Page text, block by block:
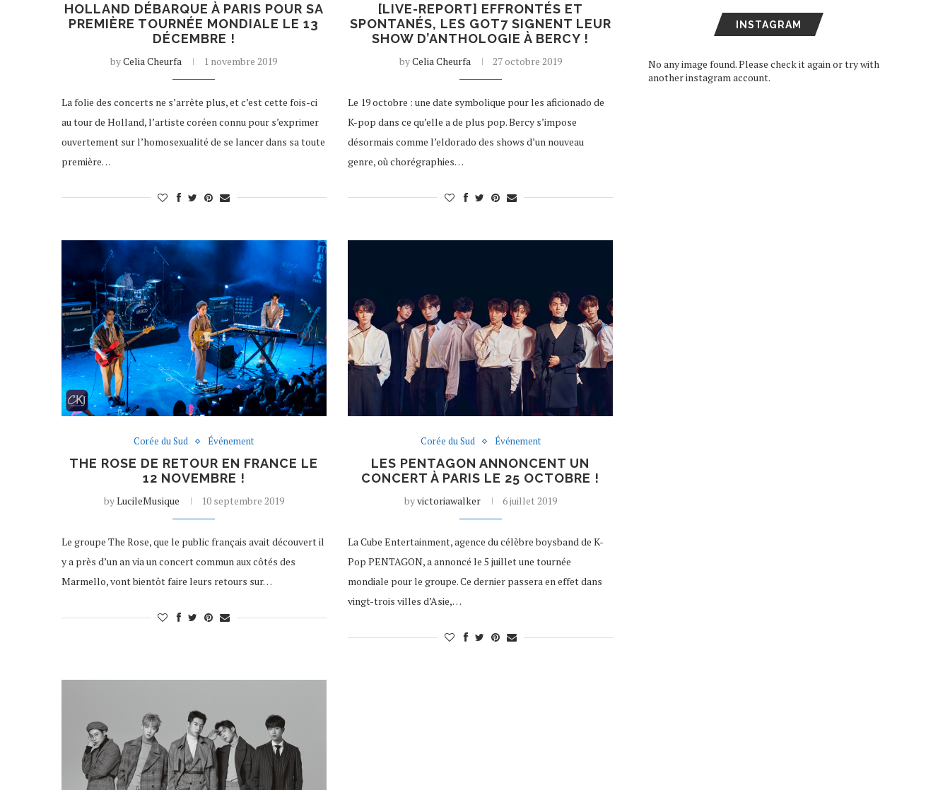
HOLLAND DÉBARQUE À PARIS POUR SA
PREMIÈRE TOURNÉE MONDIALE LE 13
DÉCEMBRE !
byCelia Cheurfa 1 novembre 2019
La folie des concerts ne s’arrête plus, et c’est cette fois-ci
au tour de Holland, l’artiste coréen connu pour s’exprimer
ouvertement sur l’homosexualité de se lancer dans sa toute
première…
[LIVE-REPORT] EFFRONTÉS ET
SPONTANÉS, LES GOT7 SIGNENT LEUR
SHOW D’ANTHOLOGIE À BERCY !
byCelia Cheurfa 27 octobre 2019
Le 19 octobre : une date symbolique pour les aficionado de
K-pop dans ce qu’elle a de plus pop. Bercy s’impose
désormais comme l’eldorado des shows d’un nouveau
genre, où chorégraphies…
Corée du Sud Événement
THE ROSE DE RETOUR EN FRANCE LE
12 NOVEMBRE !
byLucileMusique 10 septembre 2019
Le groupe The Rose, que le public français avait découvert il
y a près d’un an via un concert commun aux côtés des
Marmello, vont bientôt faire leurs retours sur…
Corée du Sud Événement
LES PENTAGON ANNONCENT UN
CONCERT À PARIS LE 25 OCTOBRE !
byvictoriawalker 6 juillet 2019
La Cube Entertainment, agence du célèbre boysband de K-
Pop PENTAGON, a annoncé le 5 juillet une tournée
mondiale pour le groupe. Ce dernier passera en effet dans
vingt-trois villes d’Asie,…
INSTAGRAM
No any image found. Please check it again or try with
another instagram account.